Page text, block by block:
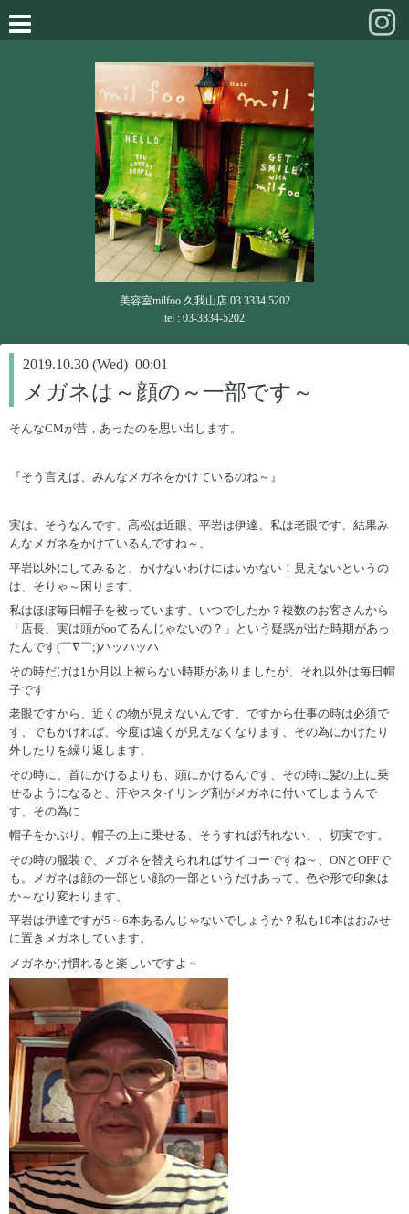
美容室milfoo 久我山店 03 3334 5202
tel : 03-3334-5202
2019.10.30 (Wed) 00:01
メガネは～顔の～一部です～
そんなCMが昔，あったのを思い出します。
『そう言えば、みんなメガネをかけているのね～』
実は、そうなんです、高松は近眼、平岩は伊達、私は老眼です、結果み
んなメガネをかけているんですね～。
平岩以外にしてみると、かけないわけにはいかない！見えないというの
は、そりゃ～困ります。
私はほぼ毎日帽子を被っています、いつでしたか？複数のお客さんから
「店長、実は頭がooてるんじゃないの？」という疑惑が出た時期があっ
たんです(￣∇￣;)ハッハッハ
その時だけは1か月以上被らない時期がありましたが、それ以外は毎日帽
子です
老眼ですから、近くの物が見えないんです、ですから仕事の時は必須で
す、でもかければ、今度は遠くが見えなくなります、その為にかけたり
外したりを繰り返します、
その時に、首にかけるよりも、頭にかけるんです、その時に髪の上に乗
せるようになると、汗やスタイリング剤がメガネに付いてしまうんで
す、その為に
帽子をかぶり、帽子の上に乗せる、そうすれば汚れない、、切実です。
その時の服装で、メガネを替えられればサイコーですね～、ONとOFFで
も。メガネは顔の一部とい顔の一部というだけあって、色や形で印象は
か～なり変わります。
平岩は伊達ですが5～6本あるんじゃないでしょうか？私も10本はおみせ
に置きメガネしています。
メガネかけ慣れると楽しいですよ～